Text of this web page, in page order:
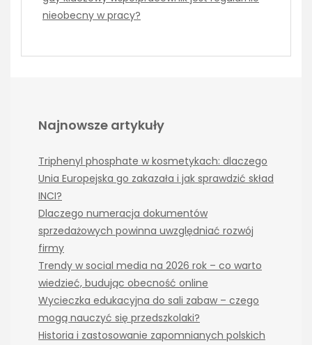
nieobecny w pracy?
Najnowsze artykuły
Triphenyl phosphate w kosmetykach: dlaczego
Unia Europejska go zakazała i jak sprawdzić skład
INCI?
Dlaczego numeracja dokumentów
sprzedażowych powinna uwzględniać rozwój
firmy
Trendy w social media na 2026 rok – co warto
wiedzieć, budując obecność online
Wycieczka edukacyjna do sali zabaw – czego
mogą nauczyć się przedszkolaki?
Historia i zastosowanie zapomnianych polskich